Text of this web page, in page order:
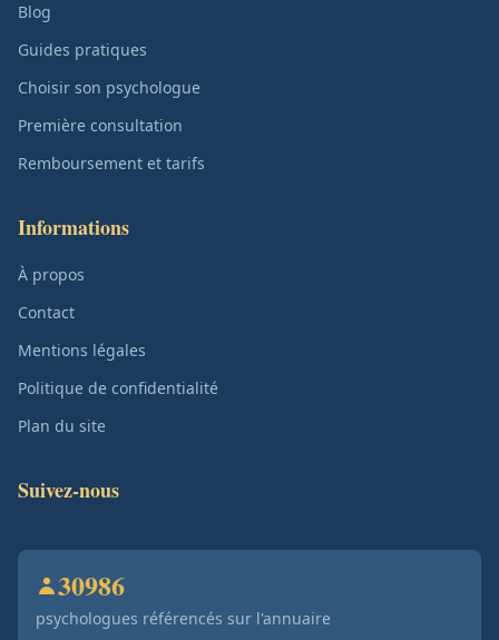
Blog
Guides pratiques
Choisir son psychologue
Première consultation
Remboursement et tarifs
Informations
À propos
Contact
Mentions légales
Politique de confidentialité
Plan du site
Suivez-nous
30986
psychologues référencés sur l'annuaire